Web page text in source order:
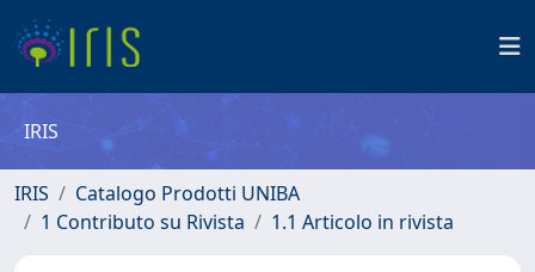
IRIS
IRIS
Catalogo Prodotti UNIBA
1 Contributo su Rivista
1.1 Articolo in rivista